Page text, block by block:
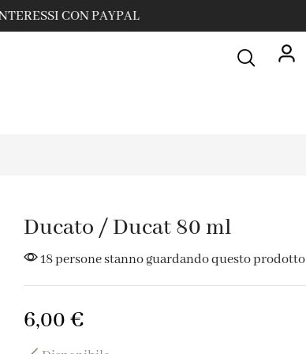
CON PAYPAL
Ducato / Ducat 80 ml
18 persone stanno guardando questo prodotto
6,00 €